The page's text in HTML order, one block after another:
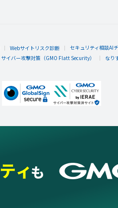
Webサイトリスク診断
セキュリティ相談AI
サイバー攻撃対策（GMO Flatt Security） なり